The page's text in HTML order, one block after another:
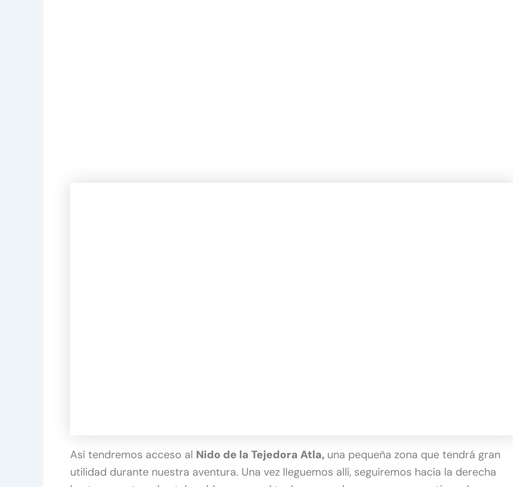
Así tendremos acceso al Nido de la Tejedora Atla, una pequeña zona que tendrá gran
utilidad durante nuestra aventura. Una vez lleguemos allí, seguiremos hacia la derecha